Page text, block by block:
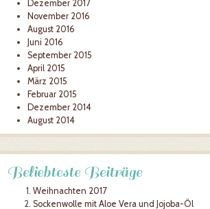
Dezember 2017
November 2016
August 2016
Juni 2016
September 2015
April 2015
März 2015
Februar 2015
Dezember 2014
August 2014
Beliebteste Beiträge
Weihnachten 2017
Sockenwolle mit Aloe Vera und Jojoba-Öl